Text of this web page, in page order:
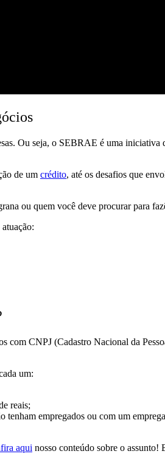
Ou seja, o SEBRAE é uma iniciativa
de um crédito, até os desafios que
ou quem você deve procurar para
com CNPJ (Cadastro Nacional da
um:
reais;
tenham empregados ou com um
aqui nosso conteúdo sobre o assunto!